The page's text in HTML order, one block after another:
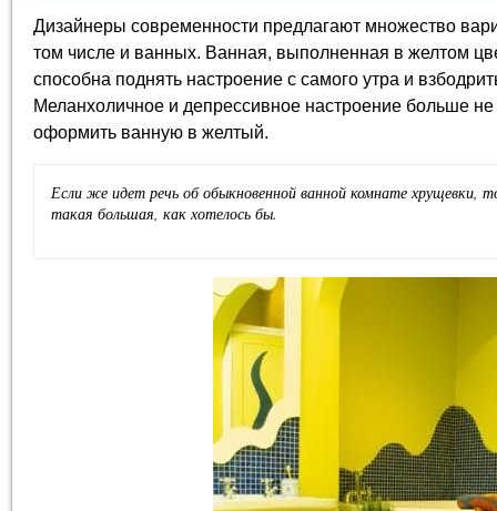
Дизайнеры современности предлагают множество
том числе и ванных. Ванная, выполненная в желтом
способна поднять настроение с самого утра и
Меланхоличное и депрессивное настроение больше не
оформить ванную в желтый.
Если же идет речь об обыкновенной ванной комнате хрущевки,
такая большая, как хотелось бы.